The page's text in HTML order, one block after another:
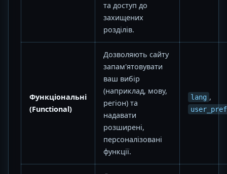
та доступ до
захищених
розділів.
Функціональні
(Functional)
Дозволяють сайту
запам'ятовувати
ваш вибір
(наприклад, мову,
регіон) та
надавати
розширені,
персоналізовані
функції.
lang ,